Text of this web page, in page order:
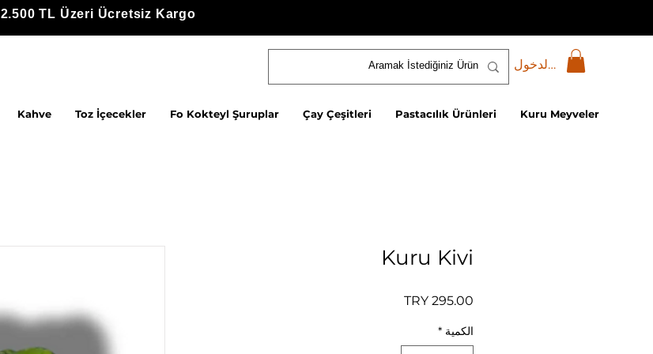
2.500 TL Üzeri Ücretsiz Kargo
تسجيل الدخول
Kahve Toz İçecekler Fo Kokteyl Şuruplar Çay Çeşitleri Pastacılık Ürünleri Kuru Meyveler
Kuru Kivi
السعر
الكمية *